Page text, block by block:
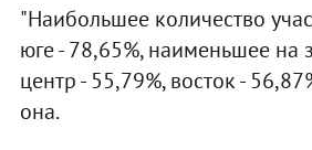
"Наибольшее количество
юге - 78,65%, наименьшее на
центр - 55,79%, восток -
она.